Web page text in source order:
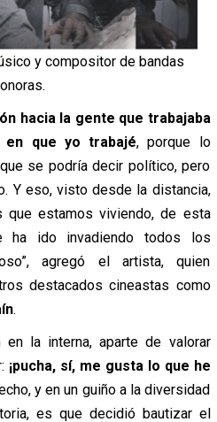
y compositor de bandas
hacia la gente que trabajaba
en que yo trabajé, porque lo
se podría decir político, pero
Y eso, visto desde la distancia,
estamos viviendo, de esta
ha ido invadiendo todos los
agregó el artista, quien
destacados cineastas como
.
la interna, aparte de valorar
¡pucha, sí, me gusta lo que he
y en un guiño a la diversidad
es que decidió bautizar el